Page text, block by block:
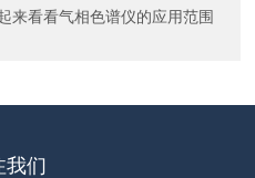
来看看气相色谱仪的应用范围
我们